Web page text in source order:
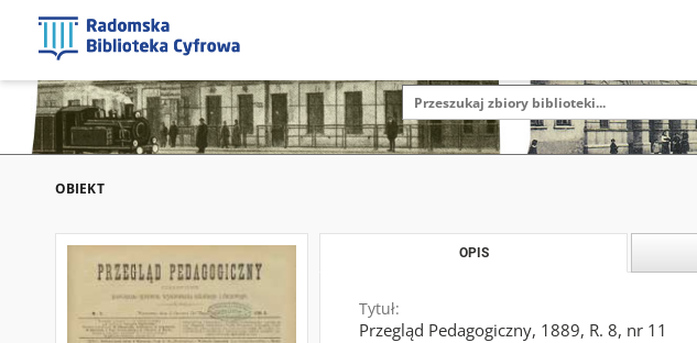
OBIEKT
OPIS
Tytuł:
Przegląd Pedagogiczny, 1889, R. 8, nr 11